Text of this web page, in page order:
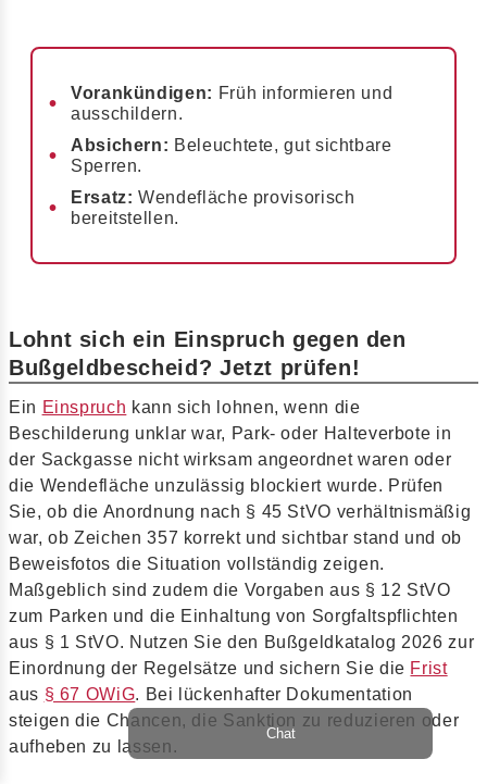
Vorankündigen: Früh informieren und
ausschildern.
Absichern: Beleuchtete, gut sichtbare
Sperren.
Ersatz: Wendefläche provisorisch
bereitstellen.
Lohnt sich ein Einspruch gegen den
Bußgeldbescheid? Jetzt prüfen!
Ein Einspruch kann sich lohnen, wenn die
Beschilderung unklar war, Park- oder Halteverbote in
der Sackgasse nicht wirksam angeordnet waren oder
die Wendefläche unzulässig blockiert wurde. Prüfen
Sie, ob die Anordnung nach § 45 StVO verhältnismäßig
war, ob Zeichen 357 korrekt und sichtbar stand und ob
Beweisfotos die Situation vollständig zeigen.
Maßgeblich sind zudem die Vorgaben aus § 12 StVO
zum Parken und die Einhaltung von Sorgfaltspflichten
aus § 1 StVO. Nutzen Sie den Bußgeldkatalog 2026 zur
Einordnung der Regelsätze und sichern Sie die Frist
aus § 67 OWiG. Bei lückenhafter Dokumentation
steigen die Chancen, die Sanktion zu reduzieren oder
aufheben zu lassen.
Chat